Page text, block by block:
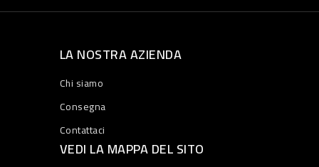
LA NOSTRA AZIENDA
Chi siamo
Consegna
Contattaci
VEDI LA MAPPA DEL SITO